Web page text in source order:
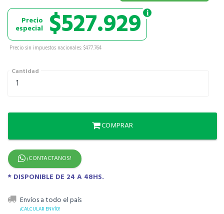
$527.929
Precio
especial
Precio sin impuestos nacionales: $477.764
Cantidad
COMPRAR
¡CONTACTANOS!
* DISPONIBLE DE 24 A 48HS.
Envíos a todo el país
¡CALCULAR ENVÍO!